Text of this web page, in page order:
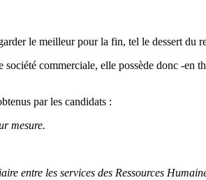
le meilleur pour la fin, tel le dessert du
commerciale, elle possède donc -en
par les candidats :
mesure.
entre les services des Ressources